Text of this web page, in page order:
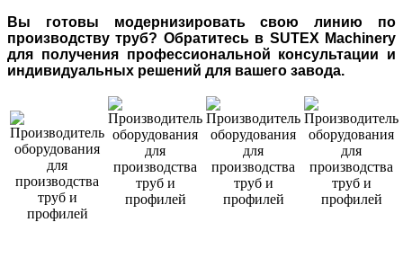
Вы готовы модернизировать свою линию по
производству труб? Обратитесь в SUTEX Machinery
для получения профессиональной консультации и
индивидуальных решений для вашего завода.